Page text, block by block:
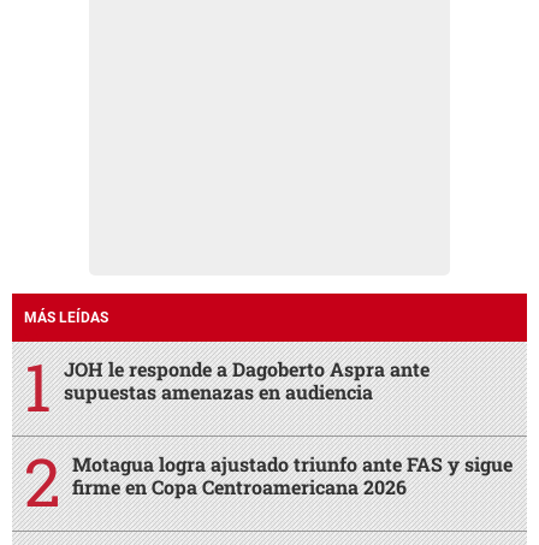
MÁS LEÍDAS
JOH le responde a Dagoberto Aspra ante
supuestas amenazas en audiencia
Motagua logra ajustado triunfo ante FAS y sigue
firme en Copa Centroamericana 2026